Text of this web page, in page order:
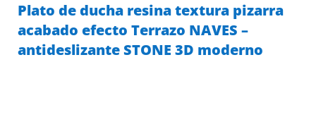
Plato de ducha resina textura pizarra
acabado efecto Terrazo NAVES –
antideslizante STONE 3D moderno